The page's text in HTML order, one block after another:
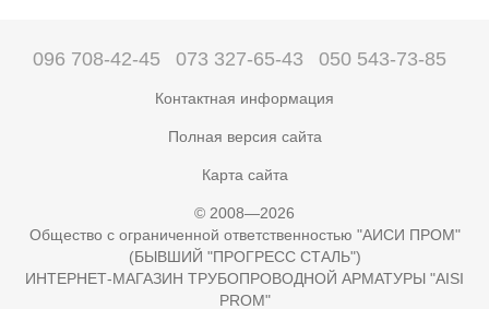
096 708-42-45 073 327-65-43 050 543-73-85
Контактная информация
Полная версия сайта
Карта сайта
© 2008—2026
Общество с ограниченной ответственностью "АИСИ ПРОМ"
(БЫВШИЙ "ПРОГРЕСС СТАЛЬ")
ИНТЕРНЕТ-МАГАЗИН ТРУБОПРОВОДНОЙ АРМАТУРЫ "AISI
PROM"